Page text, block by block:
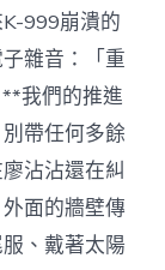
999崩潰的
雜音：「重
我們的推進
帶任何多餘
沾沾還在糾
面的牆壁傳
、戴著太陽